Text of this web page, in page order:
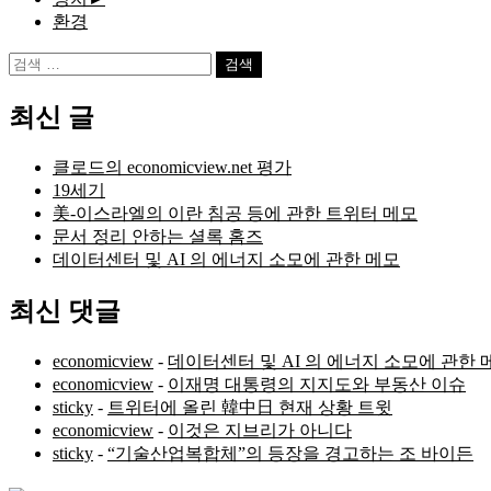
환경
검
최신 글
클로드의 economicview.net 평가
19세기
美-이스라엘의 이란 침공 등에 관한 트위터 메모
문서 정리 안하는 셜록 홈즈
데이터센터 및 AI 의 에너지 소모에 관한 메모
최신 댓글
economicview - 데이터센터 및 AI 의 에너지 소모에 관한
economicview - 이재명 대통령의 지지도와 부동산 이슈
sticky - 트위터에 올린 韓中日 현재 상황 트윗
economicview - 이것은 지브리가 아니다
sticky - “기술산업복합체”의 등장을 경고하는 조 바이든